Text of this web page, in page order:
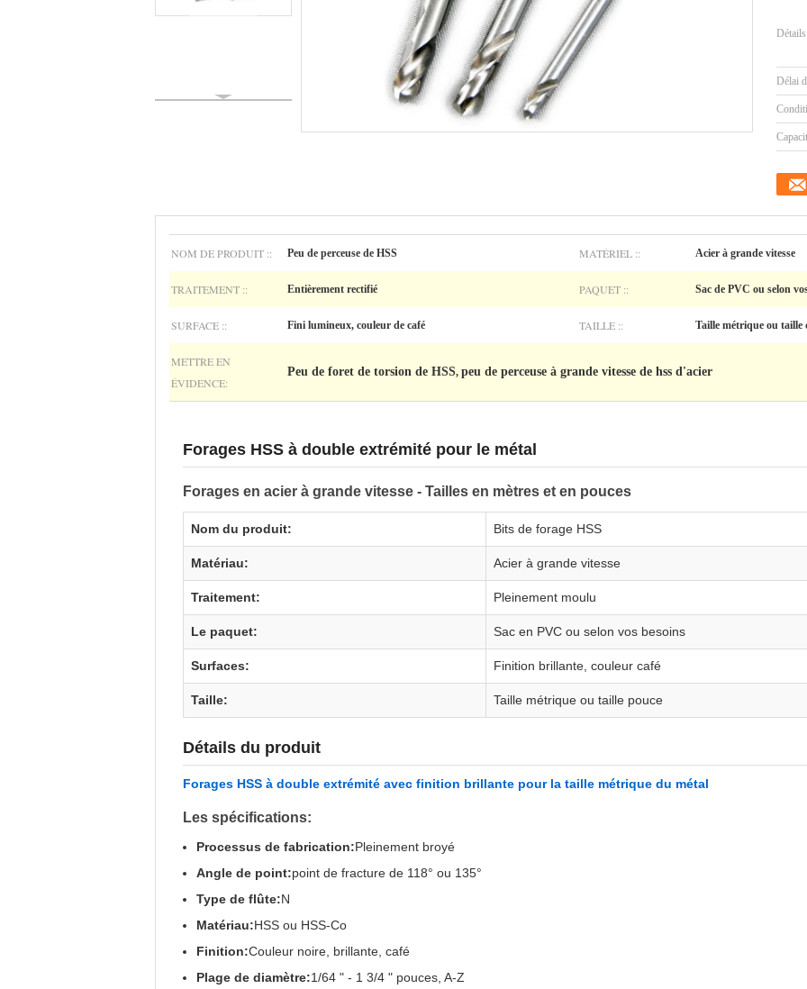
Délai
NOM DE PRODUIT :: Peu de perceuse de HSS MATÉRIEL :: Acier à grande vitesse
TRAITEMENT :: Entièrement rectifié PAQUET :: Sac de PVC ou selon
SURFACE :: Fini lumineux, couleur de café TAILLE :: Taille métrique ou taille
METTRE EN
ÉVIDENCE:
Peu de foret de torsion de HSS, peu de perceuse à grande vitesse de hss d'acier
Forages HSS à double extrémité pour le métal
Forages en acier à grande vitesse - Tailles en mètres et en pouces
Nom du produit: Bits de forage HSS
Matériau: Acier à grande vitesse
Traitement: Pleinement moulu
Le paquet: Sac en PVC ou selon vos besoins
Surfaces: Finition brillante, couleur café
Taille: Taille métrique ou taille pouce
Détails du produit
Forages HSS à double extrémité avec finition brillante pour la taille métrique du métal
Les spécifications:
Processus de fabrication:Pleinement broyé
Angle de point:point de fracture de 118° ou 135°
Type de flûte:N
Matériau:HSS ou HSS-Co
Finition:Couleur noire, brillante, café
Plage de diamètre:1/64 " - 1 3/4 " pouces, A-Z